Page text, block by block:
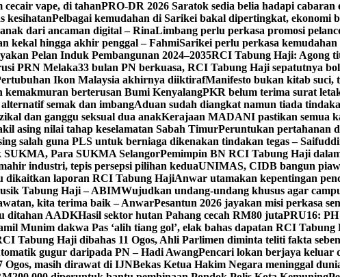
vape, di tahanPRO-DR 2026 Saratok sedia belia hadapi cabaran
kesihatanPelbagai kemudahan di Sarikei bakal dipertingkat, ekonomi
dari ancaman digital – RinaLimbang perlu perkasa promosi
kekal hingga akhir penggal – FahmiSarikei perlu perkasa kemudahan
Pelan Induk Pembangunan 2024–2035RCI Tabung Haji: Agong
PRN Melaka33 bulan PN berkuasa, RCI Tabung Haji sepatutnya
Ikon Malaysia akhirnya diiktirafManifesto bukan kitab suci,
kemakmuran berterusan Bumi KenyalangPKR belum terima surat
semak dan imbangAduan sudah diangkat namun tiada
dan ganggu seksual dua anakKerajaan MADANI pastikan semua
asing nilai tahap keselamatan Sabah TimurPeruntukan pertahanan
salah guna PLS untuk berniaga dikenakan tindakan tegas –
Para SUKMA SelangorPemimpin BN RCI Tabung Haji
industri, tepis persepsi pilihan keduaUNIMAS, CIDB bangun
dikaitkan laporan RCI Tabung HajiAnwar utamakan kepentingan
usik Tabung Haji – ABIMWujudkan undang-undang khusus agar
kita terima baik – AnwarPesantun 2026 jayakan misi perkasa
ditahan AADKHasil sektor hutan Pahang cecah RM80 jutaPRU16:
Munim dakwa Pas ‘alih tiang gol’, elak bahas dapatan RCI Tabung
Tabung Haji dibahas 11 Ogos, Ahli Parlimen diminta teliti fakta
gugur daripada PN – Hadi AwangPencari lokan berjaya keluar
Ogos, masih dirawat di IJNBekas Ketua Hakim Negara meninggal